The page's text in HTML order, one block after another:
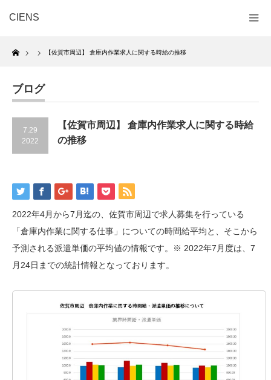
CIENS
Home
【佐賀市周辺】 倉庫内作業求人に関する時給の推移
ブログ
7.29
2022
【佐賀市周辺】 倉庫内作業求人に関する時給
の推移
2022年4月から7月迄の、佐賀市周辺で求人募集を行っている
「倉庫内作業に関する仕事」についての時間給平均と、そこから
予測される派遣単価の平均値の情報です。※ 2022年7月度は、7
月24日までの統計情報となっております。